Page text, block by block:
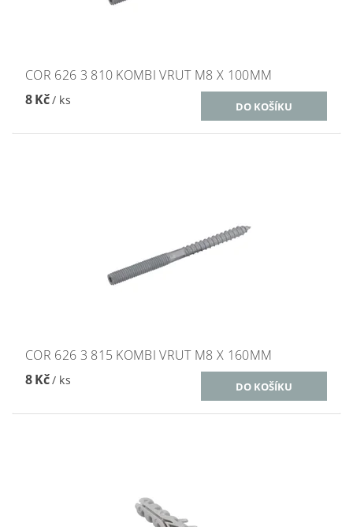
COR 626 3 810 KOMBI VRUT M8 X 100MM
8 Kč/ ks
COR 626 3 815 KOMBI VRUT M8 X 160MM
8 Kč/ ks